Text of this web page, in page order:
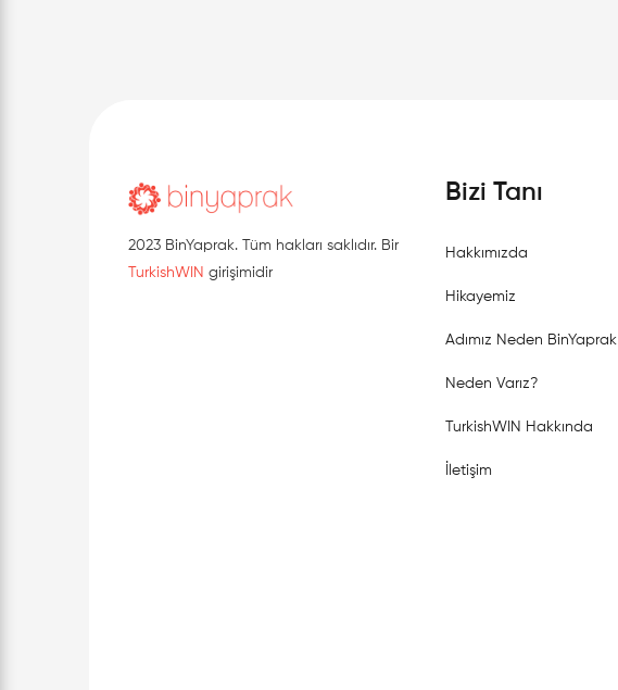
2023 BinYaprak. Tüm hakları saklıdır. Bir
TurkishWIN girişimidir
Bizi Tanı
Hakkımızda
Hikayemiz
Adımız Neden BinYaprak
Neden Varız?
TurkishWIN Hakkında
İletişim